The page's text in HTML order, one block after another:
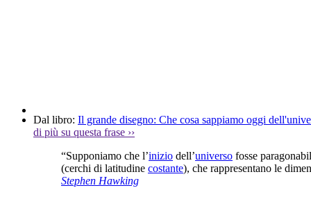
Dal libro: Il grande disegno: Che cosa sappiamo oggi
di più su questa frase ››
“Supponiamo che l’inizio dell’universo fosse
(cerchi di latitudine costante), che rappresentano le
Stephen Hawking